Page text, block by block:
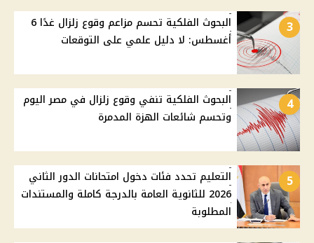
3
البحوث الفلكية تحسم مزاعم وقوع زلزال غدًا 6
أغسطس: لا دليل علمي على التوقعات
4
البحوث الفلكية تنفي وقوع زلزال في مصر اليوم
وتحسم شائعات الهزة المدمرة
5
التعليم تحدد فئات دخول امتحانات الدور الثاني
2026 للثانوية العامة بالدرجة كاملة والمستندات
المطلوبة